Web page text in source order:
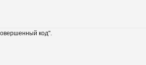
код".